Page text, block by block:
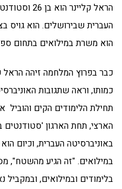
הראל
הוא משרת במילואים בתחום
כבר בפרוץ המלחמה זיהה
כמותו, וראה שתגובות
תחילת הלימודים הקים
הארצי, תחת הארגון 'סטודנטים
במילואים. "זה הגיע מהשטח",
בלימודים ובמילואים, ובמקביל